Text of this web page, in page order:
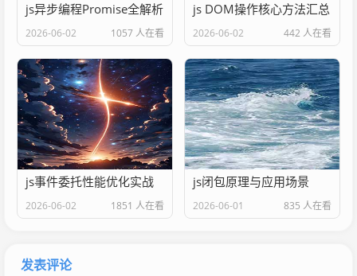
js异步编程Promise全解析
2026-06-02 1057 人在看
js DOM操作核心方法汇总
2026-06-02 442 人在看
js事件委托性能优化实战
2026-06-02 1851 人在看
js闭包原理与应用场景
2026-06-01 835 人在看
发表评论